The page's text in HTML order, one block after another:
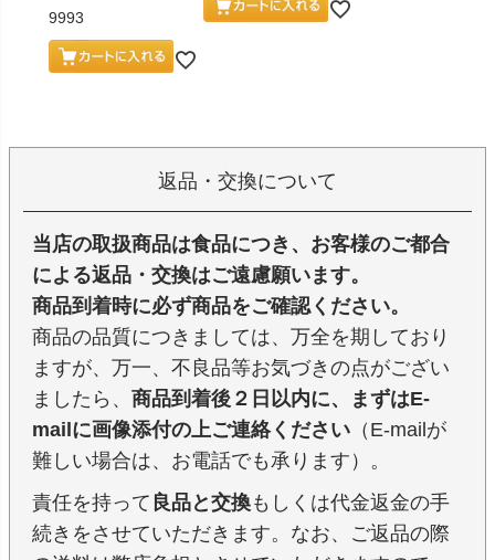
9993
返品・交換について
当店の取扱商品は食品につき、お客様のご都合
による返品・交換はご遠慮願います。
商品到着時に必ず商品をご確認ください。
商品の品質につきましては、万全を期しており
ますが、万一、不良品等お気づきの点がござい
ましたら、 商品到着後２日以内に、まずはE-
mailに画像添付の上ご連絡ください （E-mailが
難しい場合は、お電話でも承ります）。
責任を持って 良品と交換もしくは代金返金の手
続きをさせていただきます。なお、ご返品の際